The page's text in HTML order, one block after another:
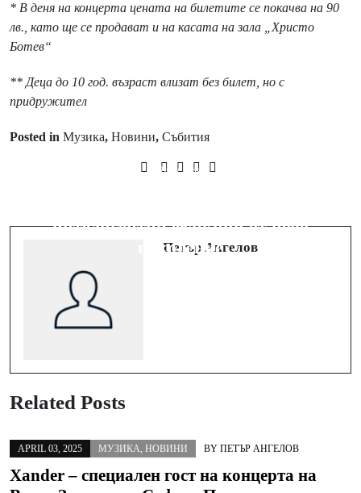
* В деня на концерта цената на билетите се покачва на 90
лв., като ще се продават и на касата на зала „Христо
Ботев“
** Деца до 10 год. възраст влизат без билет, но с
придружител
Posted in Музика, Новини, Събития
Prev Post
интелигентни функции от ново
поколение
Петър Ангелов
Related Posts
APRIL 03, 2025 МУЗИКА НОВИНИ BY ПЕТЪР АНГЕЛОВ
Xander – специален гост на концерта на